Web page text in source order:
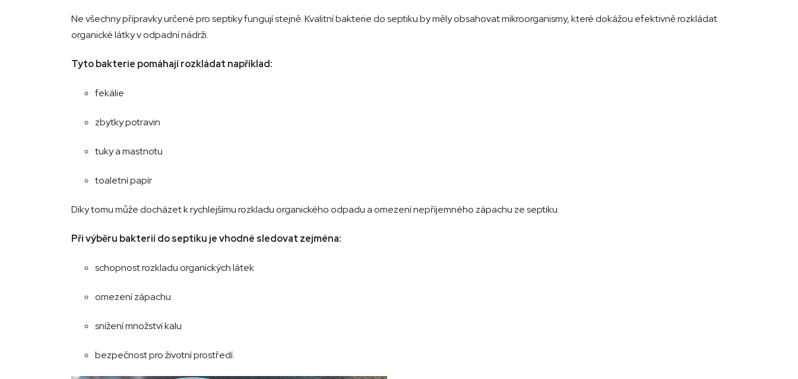
Ne všechny přípravky určené pro septiky fungují stejně. Kvalitní bakterie do septiku by měly obsahovat mikroorganismy, které dokážou efektivně rozkládat
organické látky v odpadní nádrži.
Tyto bakterie pomáhají rozkládat například:
fekálie
zbytky potravin
tuky a mastnotu
toaletní papír
Díky tomu může docházet k rychlejšímu rozkladu organického odpadu a omezení nepříjemného zápachu ze septiku.
Při výběru bakterií do septiku je vhodné sledovat zejména:
schopnost rozkladu organických látek
omezení zápachu
snížení množství kalu
bezpečnost pro životní prostředí.